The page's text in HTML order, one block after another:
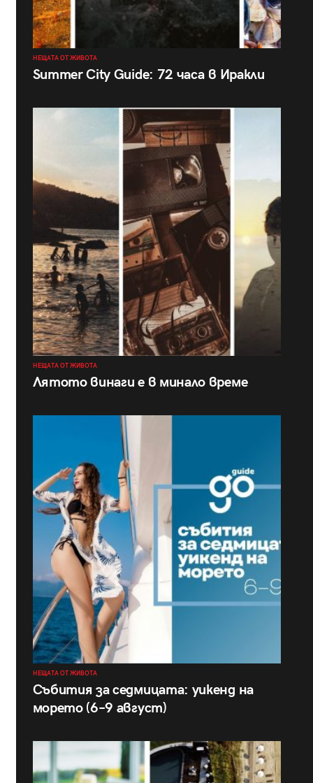
НЕЩАТА ОТ ЖИВОТА
Summer City Guide: 72 часа в Иракли
НЕЩАТА ОТ ЖИВОТА
Лятото винаги е в минало време
НЕЩАТА ОТ ЖИВОТА
Събития за седмицата: уикенд на
морето (6–9 август)